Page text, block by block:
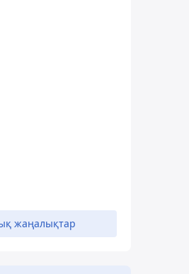
жаңалықтар